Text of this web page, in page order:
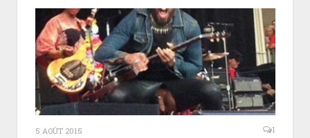
5 AOÛT 2015 1